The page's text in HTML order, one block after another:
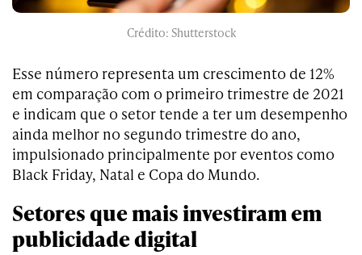
Crédito: Shutterstock
Esse número representa um crescimento de 12%
em comparação com o primeiro trimestre de 2021
e indicam que o setor tende a ter um desempenho
ainda melhor no segundo trimestre do ano,
impulsionado principalmente por eventos como
Black Friday, Natal e Copa do Mundo.
Setores que mais investiram em
publicidade digital